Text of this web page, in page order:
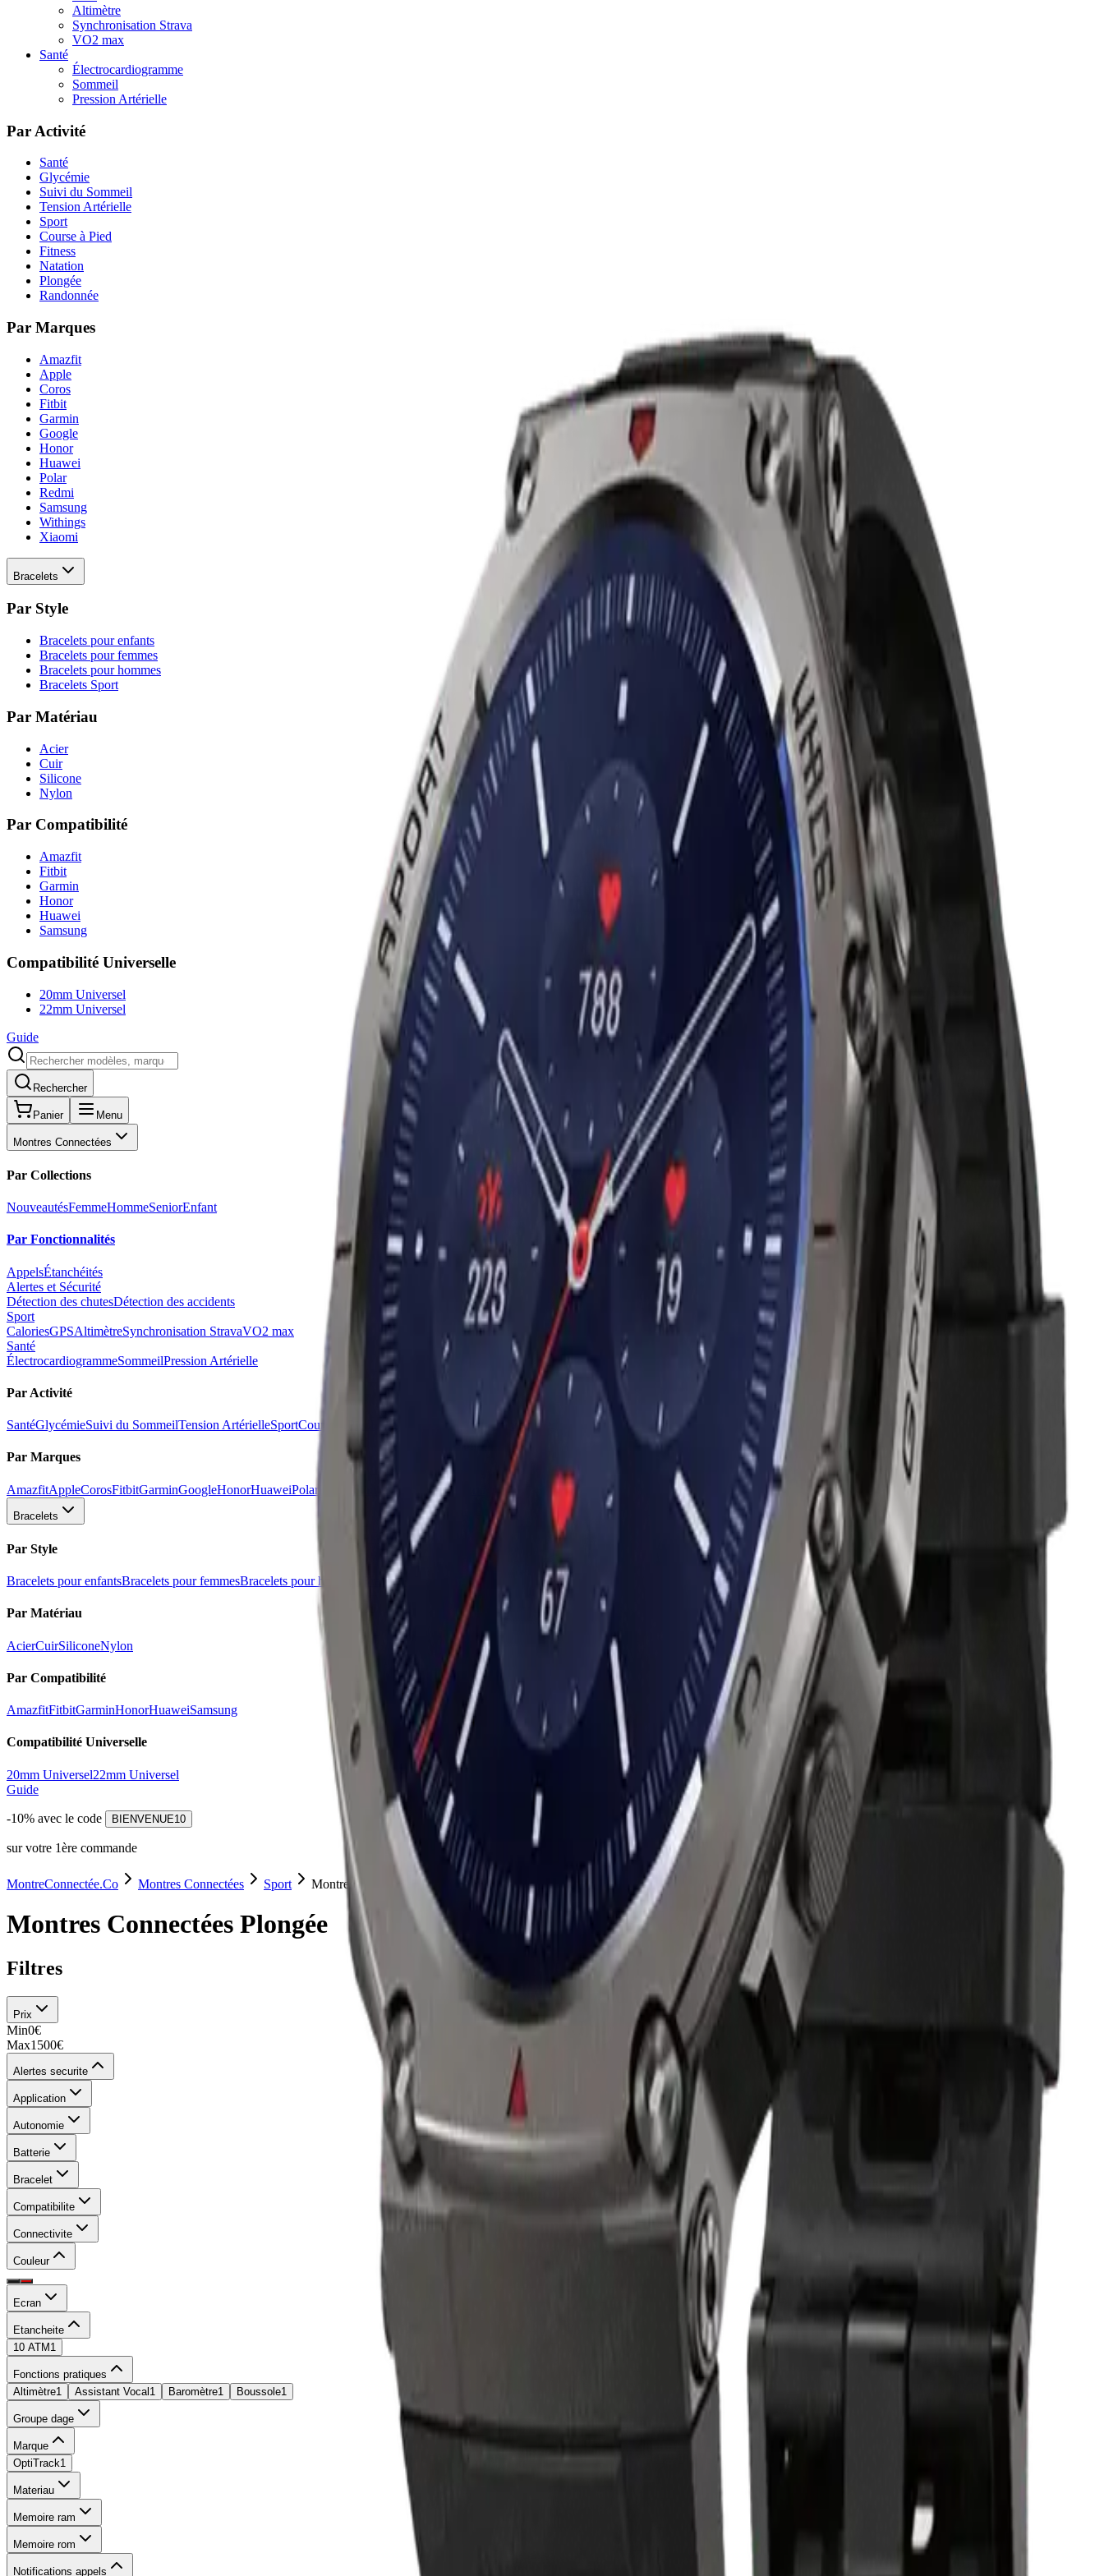
Altimètre
Synchronisation Strava
VO2 max
Santé
Électrocardiogramme
Sommeil
Pression Artérielle
Par Activité
Santé
Glycémie
Suivi du Sommeil
Tension Artérielle
Sport
Course à Pied
Fitness
Natation
Plongée
Randonnée
Par Marques
Amazfit
Apple
Coros
Fitbit
Garmin
Google
Honor
Huawei
Polar
Redmi
Samsung
Withings
Xiaomi
Bracelets
Par Style
Bracelets pour enfants
Bracelets pour femmes
Bracelets pour hommes
Bracelets Sport
Par Matériau
Acier
Cuir
Silicone
Nylon
Par Compatibilité
Amazfit
Fitbit
Garmin
Honor
Huawei
Samsung
Compatibilité Universelle
20mm Universel
22mm Universel
Guide
Rechercher
Panier Menu
Montres Connectées
Par Collections
NouveautésFemmeHommeSeniorEnfant
Par Fonctionnalités
AppelsÉtanchéités
Alertes et Sécurité
Détection des chutesDétection des accidents
Sport
CaloriesGPSAltimètreSynchronisation StravaVO2 max
Santé
ÉlectrocardiogrammeSommeilPression Artérielle
Par Activité
SantéGlycémieSuivi du SommeilTension ArtérielleSportCourse à Pied Fitness Plongée Randonnée
Par Marques
AmazfitAppleCorosFitbitGarminGoogleHonorHuaweiPolar Samsung WithingsXiaomi
Bracelets
Par Style
Bracelets pour enfantsBracelets pour femmesBracelets pour hommes Bracelets Sport
Par Matériau
AcierCuirSiliconeNylon
Par Compatibilité
AmazfitFitbitGarminHonorHuaweiSamsung
Compatibilité Universelle
20mm Universel22mm Universel
Guide
-10% avec le code BIENVENUE10
sur votre 1ère commande
MontreConnectée.Co Montres Connectées Sport Montres Connectées Plongée
Montres Connectées Plongée
Filtres
Prix
Min0€
Max1500€
Alertes securite
Application
Autonomie
Batterie
Bracelet
Compatibilite
Connectivite
Couleur
Ecran
Etancheite
10 ATM1
Fonctions pratiques
Altimètre1 Assistant Vocal1 Baromètre1 Boussole1
Groupe dage
Marque
OptiTrack1
Materiau
Memoire ram
Memoire rom
Notifications appels